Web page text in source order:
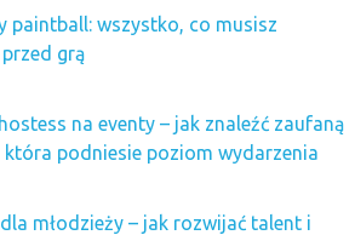
paintball: wszystko, co musisz
grą
na eventy – jak znaleźć zaufaną
która podniesie poziom wydarzenia
młodzieży – jak rozwijać talent i